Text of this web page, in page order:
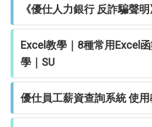
《優仕人力銀行 反詐騙聲明
Excel教學｜8種常用Excel
學｜SU
優仕員工薪資查詢系統 使用